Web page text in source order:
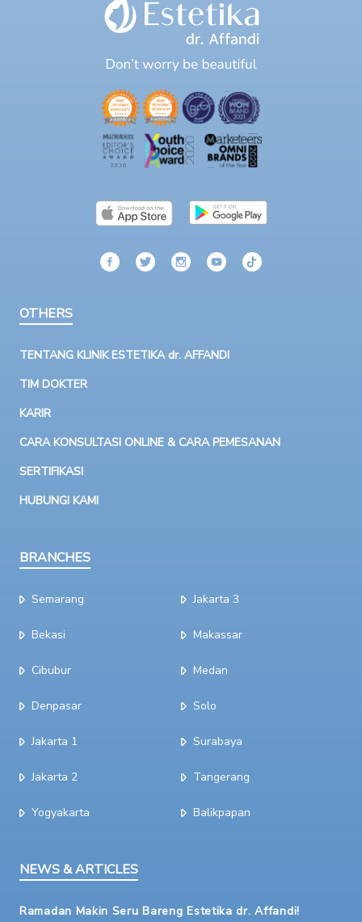
OTHERS
TENTANG KLINIK ESTETIKA dr. AFFANDI
TIM DOKTER
KARIR
CARA KONSULTASI ONLINE & CARA PEMESANAN
SERTIFIKASI
HUBUNGI KAMI
BRANCHES
Semarang
Bekasi
Cibubur
Denpasar
Jakarta 1
Jakarta 2
Yogyakarta
Jakarta 3
Makassar
Medan
Solo
Surabaya
Tangerang
Balikpapan
NEWS & ARTICLES
Ramadan Makin Seru Bareng Estetika dr. Affandi!